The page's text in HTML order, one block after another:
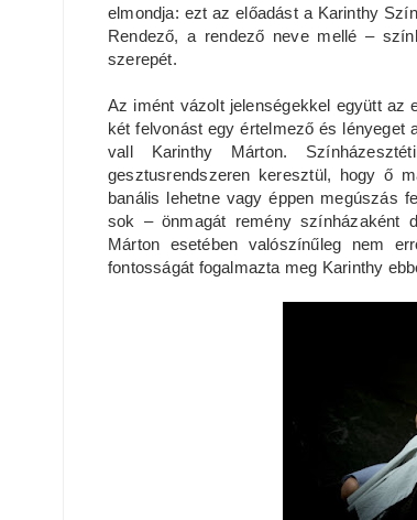
elmondja: ezt az előadást a Karinthy
Rendező, a rendező neve mellé –
szerepét.
Az imént vázolt jelenségekkel együtt az
két felvonást egy értelmező és lényeget
vall Karinthy Márton.
gesztusrendszeren keresztül, hogy ő
banális lehetne vagy éppen megúszás
sok – önmagát remény színházaként
Márton esetében valószínűleg nem
fontosságát fogalmazta meg Karinthy